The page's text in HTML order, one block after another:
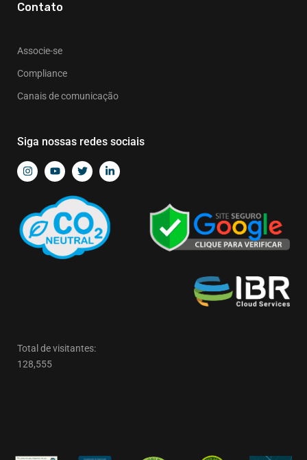
Contato
Associe-se
Compliance
Canais de comunicação
Siga nossas redes sociais
Total de visitantes:
128,555